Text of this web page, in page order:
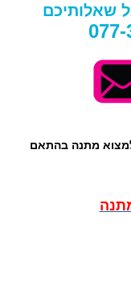
שאלותיכם
מתנה בהתאם